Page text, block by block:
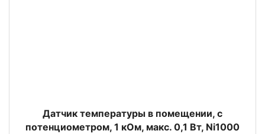
Датчик температуры в помещении, с
потенциометром, 1 кОм, макс. 0,1 Вт, Ni1000